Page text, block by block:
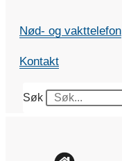
Nød- og vakttelefon
Kontakt
Søk